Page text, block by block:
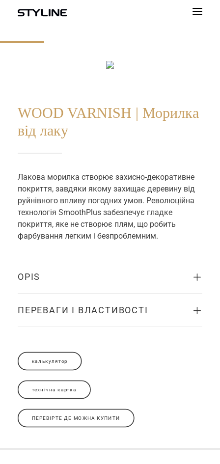
ПРО НАС
ПАЛІТРА КОЛЬОРІВ
КАЛЬКУЛЯТОР
WOOD VARNISH | Морилка
від лаку
Лакова морилка створює захисно-декоративне
покриття, завдяки якому захищає деревину від
руйнівного впливу погодних умов. Революційна
технологія SmoothPlus забезпечує гладке
покриття, яке не створює плям, що робить
фарбування легким і безпроблемним.
OPIS
ПЕРЕВАГИ І ВЛАСТИВОСТІ
калькулятор
технічна картка
ПЕРЕВІРТЕ ДЕ МОЖНА КУПИТИ